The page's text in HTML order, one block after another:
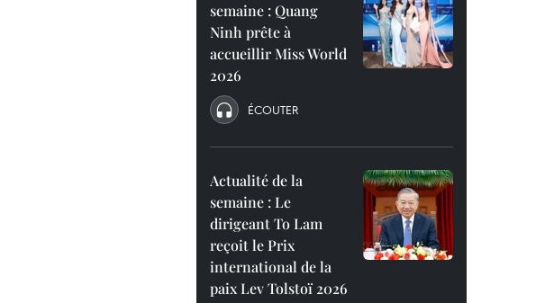
semaine : Quang
Ninh prête à
accueillir Miss World
2026
ÉCOUTER
Actualité de la
semaine : Le
dirigeant To Lam
reçoit le Prix
international de la
paix Lev Tolstoï 2026